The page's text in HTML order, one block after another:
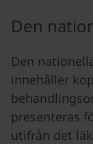
Den
Den
innehåller
presenteras
utifrån det